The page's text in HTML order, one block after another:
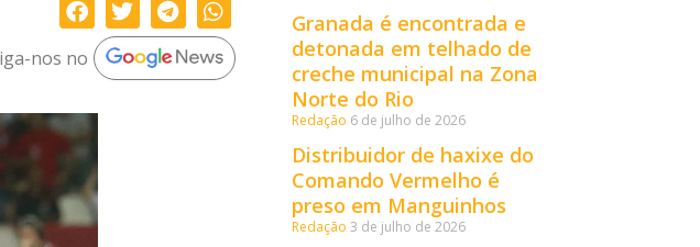
nos no
Granada é encontrada e
detonada em telhado de
creche municipal na Zona
Norte do Rio
Redação 6 de julho de 2026
Distribuidor de haxixe do
Comando Vermelho é
preso em Manguinhos
Redação 3 de julho de 2026